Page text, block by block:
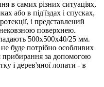
в самих різних ситуаціях,
або в під'їздах і спусках,
і представлений
поверхнею.
500х500х40/25 мм.
буде потрібно особливих
прибирання за допомогою
і дерев'яної лопати - в